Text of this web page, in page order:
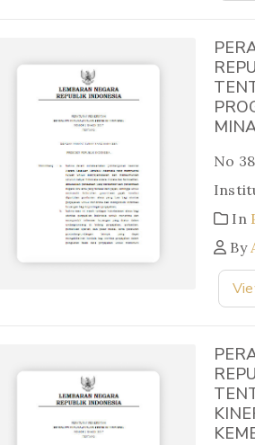
No
In
By